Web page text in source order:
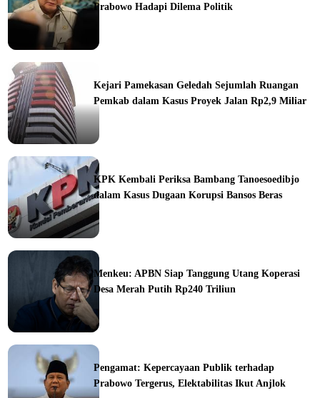
Prabowo Hadapi Dilema Politik
Kejari Pamekasan Geledah Sejumlah Ruangan
Pemkab dalam Kasus Proyek Jalan Rp2,9 Miliar
KPK Kembali Periksa Bambang Tanoesoedibjo
dalam Kasus Dugaan Korupsi Bansos Beras
Menkeu: APBN Siap Tanggung Utang Koperasi
Desa Merah Putih Rp240 Triliun
Pengamat: Kepercayaan Publik terhadap
Prabowo Tergerus, Elektabilitas Ikut Anjlok